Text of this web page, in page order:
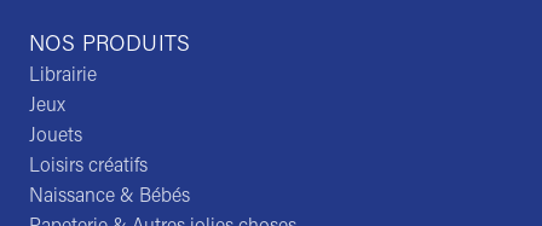
NOS PRODUITS
Librairie
Jeux
Jouets
Loisirs créatifs
Naissance & Bébés